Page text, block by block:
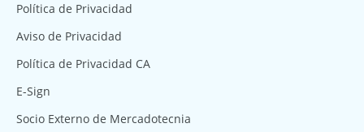
Política de Privacidad
Aviso de Privacidad
Política de Privacidad CA
E-Sign
Socio Externo de Mercadotecnia